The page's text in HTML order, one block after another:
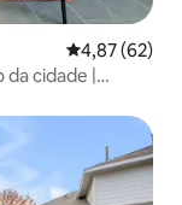
4,87 de uma
4,87 (62)
cidade |